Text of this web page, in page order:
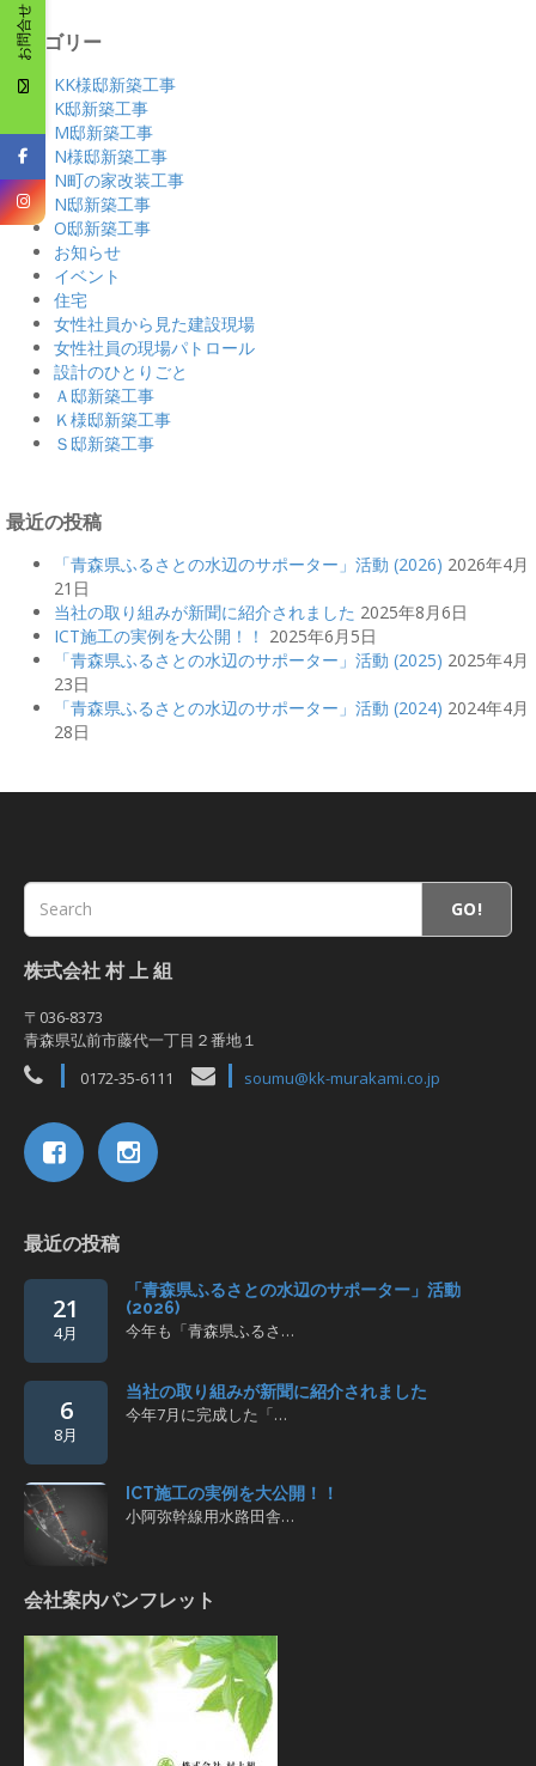
カテゴリー
KK様邸新築工事
K邸新築工事
M邸新築工事
N様邸新築工事
N町の家改装工事
N邸新築工事
O邸新築工事
お知らせ
イベント
住宅
女性社員から見た建設現場
女性社員の現場パトロール
設計のひとりごと
Ａ邸新築工事
Ｋ様邸新築工事
Ｓ邸新築工事
最近の投稿
「青森県ふるさとの水辺のサポーター」活動 (2026) 2026年4月
21日
当社の取り組みが新聞に紹介されました 2025年8月6日
ICT施工の実例を大公開！！ 2025年6月5日
「青森県ふるさとの水辺のサポーター」活動 (2025) 2025年4月
23日
「青森県ふるさとの水辺のサポーター」活動 (2024) 2024年4月
28日
GO!
株式会社 村 上 組
〒036-8373
青森県弘前市藤代一丁目２番地１
0172-35-6111
soumu@kk-murakami.co.jp
最近の投稿
21
4月
「青森県ふるさとの水辺のサポーター」活動
(2026)
今年も「青森県ふるさ…
6
8月
当社の取り組みが新聞に紹介されました
今年7月に完成した「…
ICT施工の実例を大公開！！
小阿弥幹線用水路田舎…
会社案内パンフレット
お問合せ